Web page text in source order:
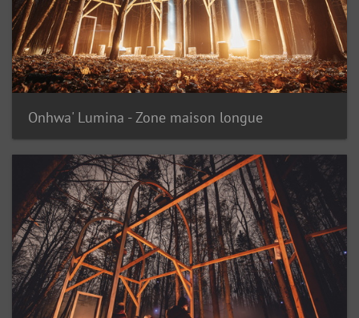
Onhwa' Lumina - Zone maison longue